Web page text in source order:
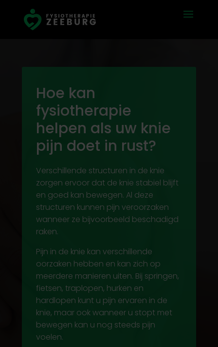
Hoe kan
fysiotherapie
helpen als uw knie
pijn doet in rust?
Verschillende structuren in de knie
zorgen ervoor dat de knie stabiel blijft
en goed kan bewegen. Al deze
structuren kunnen pijn veroorzaken
wanneer ze bijvoorbeeld beschadigd
raken.
Pijn in de knie kan verschillende
oorzaken hebben en kan zich op
meerdere manieren uiten. Bij springen,
fietsen, traplopen, hurken en
hardlopen kunt u pijn ervaren in de
knie, maar ook wanneer u stopt met
bewegen kan u nog steeds pijn
voelen.